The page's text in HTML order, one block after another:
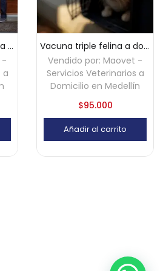
Vacuna leucemia felina a domicilio – Medellín
-
a
Vacuna triple felina a domicilio – Medellín
Vendido por: Maovet -
Servicios Veterinarios a
Domicilio en Medellín
$95.000
Añadir al carrito